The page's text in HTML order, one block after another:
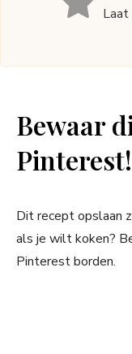
Bewaar
Pinterest!
Dit recept opslaan
als je wilt koken?
Pinterest borden.